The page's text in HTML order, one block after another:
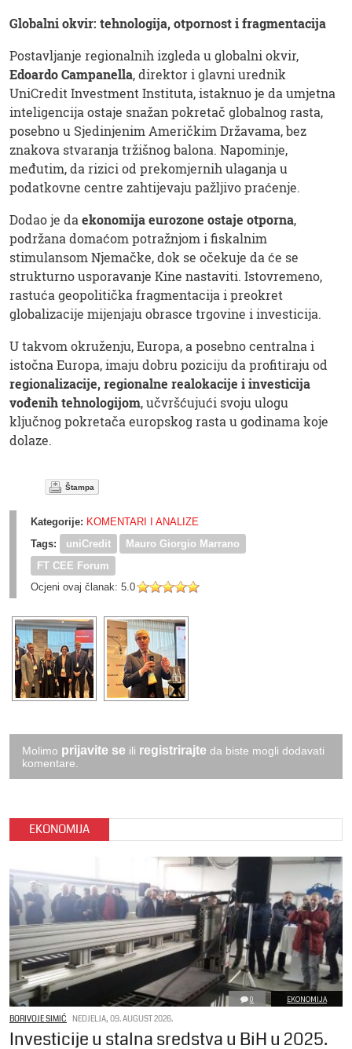
Globalni okvir: tehnologija, otpornost i fragmentacija
Postavljanje regionalnih izgleda u globalni okvir,
Edoardo Campanella, direktor i glavni urednik
UniCredit Investment Instituta, istaknuo je da umjetna
inteligencija ostaje snažan pokretač globalnog rasta,
posebno u Sjedinjenim Američkim Državama, bez
znakova stvaranja tržišnog balona. Napominje,
međutim, da rizici od prekomjernih ulaganja u
podatkovne centre zahtijevaju pažljivo praćenje.
Dodao je da ekonomija eurozone ostaje otporna,
podržana domaćom potražnjom i fiskalnim
stimulansom Njemačke, dok se očekuje da će se
strukturno usporavanje Kine nastaviti. Istovremeno,
rastuća geopolitička fragmentacija i preokret
globalizacije mijenjaju obrasce trgovine i investicija.
U takvom okruženju, Europa, a posebno centralna i
istočna Europa, imaju dobru poziciju da profitiraju od
regionalizacije, regionalne realokacije i investicija
vođenih tehnologijom, učvršćujući svoju ulogu
ključnog pokretača europskog rasta u godinama koje
dolaze.
Štampa
Kategorije: KOMENTARI I ANALIZE
Tags:
uniCredit
Mauro Giorgio Marrano
FT CEE Forum
Ocjeni ovaj članak: 5.0
Molimo prijavite se ili registrirajte da biste mogli dodavati
komentare.
EKONOMIJA
0 EKONOMIJA
BORIVOJE SIMIĆ NEDJELJA, 09. AUGUST 2026.
Investicije u stalna sredstva u BiH u 2025.